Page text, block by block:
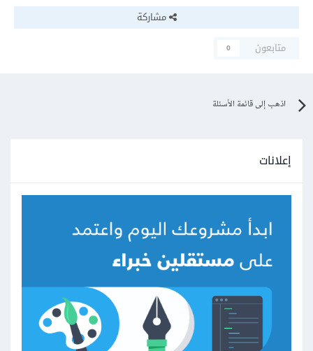
مشاركة
متابعون
0
اذهب إلى قائمة الأسئلة
إعلانات